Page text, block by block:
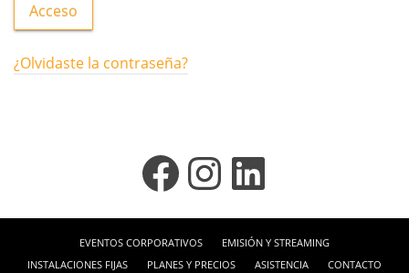
Acceso
¿Olvidaste la contraseña?
Facebook
Instagram
LinkedIn
EVENTOS CORPORATIVOS
EMISIÓN Y STREAMING
INSTALACIONES FIJAS
PLANES Y PRECIOS ASISTENCIA
CONTACTO